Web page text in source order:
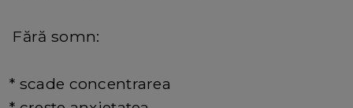
Fără somn:
* scade concentrarea